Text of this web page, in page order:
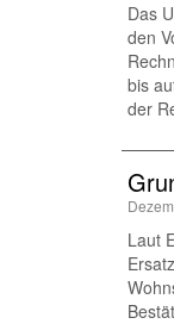
Das
den
bis
der
Laut